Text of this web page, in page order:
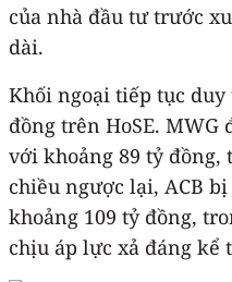
của nhà đầu tư trước
dài.
Khối ngoại tiếp tục
đồng trên HoSE.
với khoảng 89 tỷ đồng,
chiều ngược lại, ACB
khoảng 109 tỷ đồng,
chịu áp lực xả đáng kể